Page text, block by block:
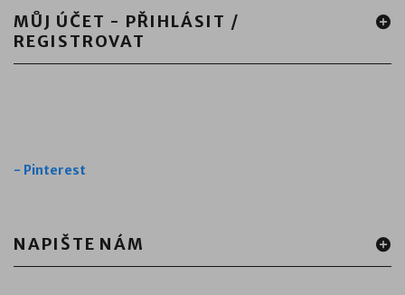
MŮJ ÚČET - PŘIHLÁSIT /
REGISTROVAT
- Pinterest
NAPIŠTE NÁM